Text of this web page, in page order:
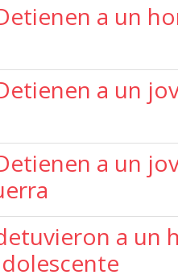
a un
a un
a un
a